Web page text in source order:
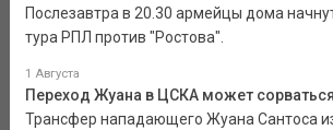
Послезавтра в 20.30 армейцы дома
тура РПЛ против "Ростова".
1 Августа
Переход Жуана в ЦСКА может сорваться
Трансфер нападающего Жуана Сантоса